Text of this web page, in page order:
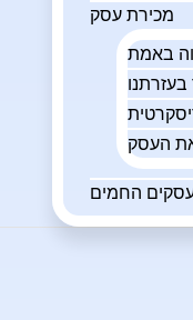
מכירת עסק
העסק
החמים